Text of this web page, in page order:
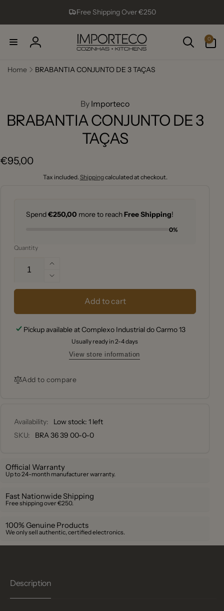
Free Shipping Over €250
Log
0
items
Home
BRABANTIA CONJUNTO DE 3 TAÇAS
By Importeco
BRABANTIA CONJUNTO DE 3
TAÇAS
Regular
€95,00
Tax included. Shippingcalculated at checkout.
Spend€250,00 more to reachFree Shipping!
0%
Quantity
Increase
quantity
for
BRABANTIA
3
TAÇAS
Decrease
quantity
BRABANTIA
DE
TAÇAS
Add to cart
Pickup available atComplexo Industrial do Carmo 13
Usually ready in 2-4 days
View store information
Add to compare
Availability:
Low stock: 1 left
SKU:
BRA 36 39 00-0-0
Official Warranty
Up to 24-month manufacturer warranty.
Fast Nationwide Shipping
Free shipping over €250.
100% Genuine Products
We only sell authentic, certified electronics.
Description